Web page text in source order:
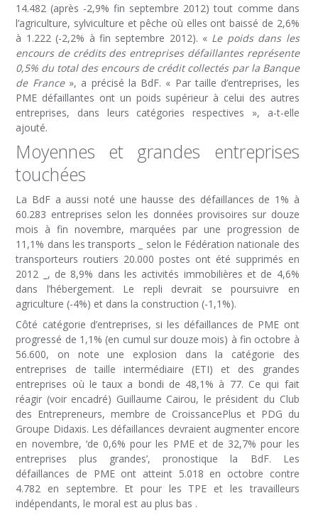
14.482 (après -2,9% fin septembre 2012) tout comme dans
l’agriculture, sylviculture et pêche où elles ont baissé de 2,6%
à 1.222 (-2,2% à fin septembre 2012). « Le poids dans les
encours de crédits des entreprises défaillantes représente
0,5% du total des encours de crédit collectés par la Banque
de France», a précisé la BdF. « Par taille d’entreprises, les
PME défaillantes ont un poids supérieur à celui des autres
entreprises, dans leurs catégories respectives », a-t-elle
ajouté.
Moyennes et grandes entreprises
touchées
La BdF a aussi noté une hausse des défaillances de 1% à
60.283 entreprises selon les données provisoires sur douze
mois à fin novembre, marquées par une progression de
11,1% dans les transports _ selon le Fédération nationale des
transporteurs routiers 20.000 postes ont été supprimés en
2012 _, de 8,9% dans les activités immobilières et de 4,6%
dans l’hébergement. Le repli devrait se poursuivre en
agriculture (-4%) et dans la construction (-1,1%).
Côté catégorie d’entreprises, si les défaillances de PME ont
progressé de 1,1% (en cumul sur douze mois) à fin octobre à
56.600, on note une explosion dans la catégorie des
entreprises de taille intermédiaire (ETI) et des grandes
entreprises où le taux a bondi de 48,1% à 77. Ce qui fait
réagir (voir encadré) Guillaume Cairou, le président du Club
des Entrepreneurs, membre de CroissancePlus et PDG du
Groupe Didaxis. Les défaillances devraient augmenter encore
en novembre, ‘de 0,6% pour les PME et de 32,7% pour les
entreprises plus grandes’, pronostique la BdF. Les
défaillances de PME ont atteint 5.018 en octobre contre
4.782 en septembre. Et pour les TPE et les travailleurs
indépendants, le moral est au plus bas .